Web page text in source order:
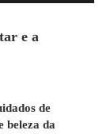
e a
de
beleza da